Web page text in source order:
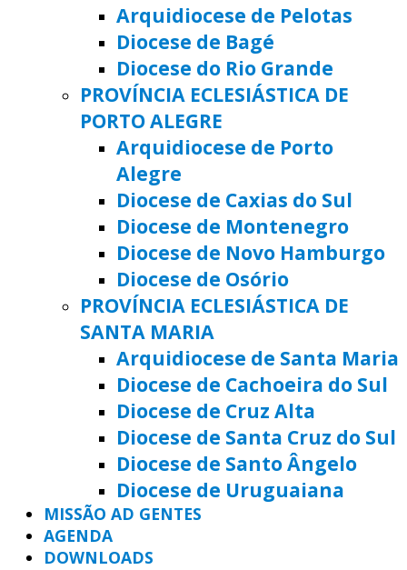
Arquidiocese de Pelotas
Diocese de Bagé
Diocese do Rio Grande
PROVÍNCIA ECLESIÁSTICA DE
PORTO ALEGRE
Arquidiocese de Porto
Alegre
Diocese de Caxias do Sul
Diocese de Montenegro
Diocese de Novo Hamburgo
Diocese de Osório
PROVÍNCIA ECLESIÁSTICA DE
SANTA MARIA
Arquidiocese de Santa Maria
Diocese de Cachoeira do Sul
Diocese de Cruz Alta
Diocese de Santa Cruz do Sul
Diocese de Santo Ângelo
Diocese de Uruguaiana
MISSÃO AD GENTES
AGENDA
DOWNLOADS